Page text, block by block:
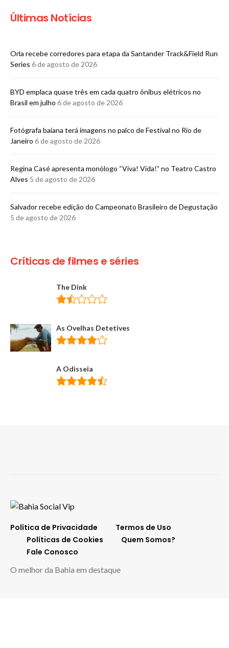
Últimas Notícias
Orla recebe corredores para etapa da Santander Track&Field Run
Series 6 de agosto de 2026
BYD emplaca quase três em cada quatro ônibus elétricos no
Brasil em julho 6 de agosto de 2026
Fotógrafa baiana terá imagens no palco de Festival no Rio de
Janeiro 6 de agosto de 2026
Regina Casé apresenta monólogo “Viva! Vida!” no Teatro Castro
Alves 5 de agosto de 2026
​Salvador recebe edição do Campeonato Brasileiro de Degustação
5 de agosto de 2026
Críticas de filmes e séries
The Dink
As Ovelhas Detetives
A Odisseia
Política de Privacidade
Termos de Uso
Políticas de Cookies
Quem Somos?
Fale Conosco
O melhor da Bahia em destaque